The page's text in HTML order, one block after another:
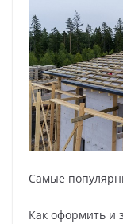
Самые
Как оформить и